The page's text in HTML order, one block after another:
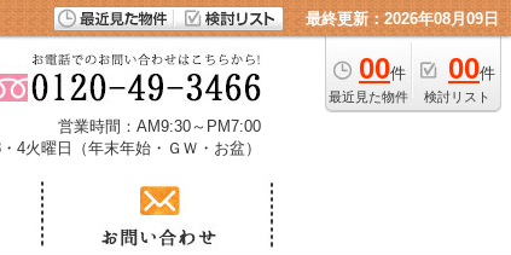
最終更新：2026年08月09日
00件
最近見た物件
00件
検討リスト
営業時間：AM9:30～PM7:00
4火曜日（年末年始・ＧＷ・お盆）